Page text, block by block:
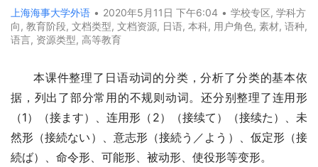
上海海事大学外语 • 2020年5月11日 下午6:04 • 学校专区, 学科方
向, 教育阶段, 文档类型, 文档资源, 日语, 本科, 用户角色, 素材, 语种,
语言, 资源类型, 高等教育
本课件整理了日语动词的分类，分析了分类的基本依
据，列出了部分常用的不规则动词。还分别整理了连用形
（1）（接ます）、连用形（2）（接续て）（接续た）、未
然形（接続ない）、意志形（接続う／よう）、仮定形（接
続ば）、命令形、可能形、被动形、使役形等变形。